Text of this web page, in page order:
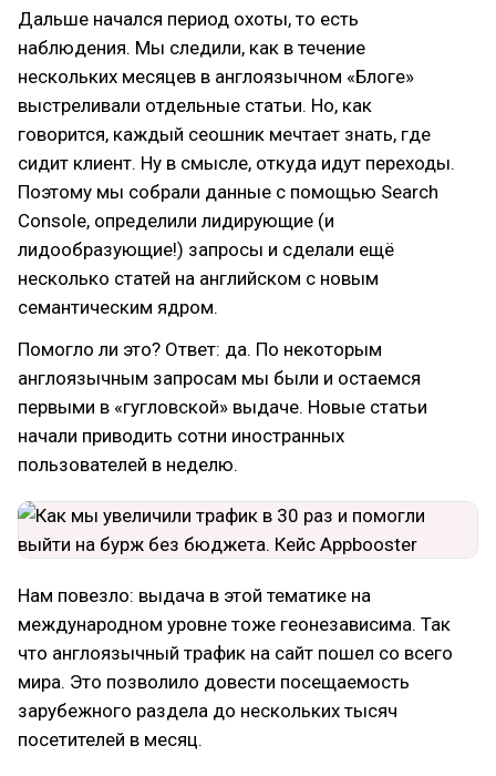
Дальше начался период охоты, то есть
наблюдения. Мы следили, как в течение
нескольких месяцев в англоязычном «Блоге»
выстреливали отдельные статьи. Но, как
говорится, каждый сеошник мечтает знать, где
сидит клиент. Ну в смысле, откуда идут переходы.
Поэтому мы собрали данные с помощью Search
Console, определили лидирующие (и
лидообразующие!) запросы и сделали ещё
несколько статей на английском с новым
семантическим ядром.
Помогло ли это? Ответ: да. По некоторым
англоязычным запросам мы были и остаемся
первыми в «гугловской» выдаче. Новые статьи
начали приводить сотни иностранных
пользователей в неделю.
Нам повезло: выдача в этой тематике на
международном уровне тоже геонезависима. Так
что англоязычный трафик на сайт пошел со всего
мира. Это позволило довести посещаемость
зарубежного раздела до нескольких тысяч
посетителей в месяц.